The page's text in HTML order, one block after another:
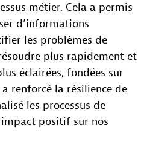
métier. Cela a permis
d’informations
les problèmes de
plus rapidement et
éclairées, fondées sur
renforcé la résilience de
les processus de
positif sur nos